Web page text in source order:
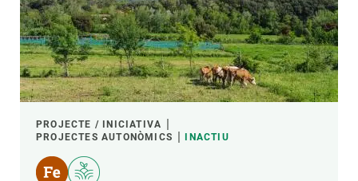
PROJECTE / INICIATIVA
PROJECTES AUTONÒMICS
INACTIU